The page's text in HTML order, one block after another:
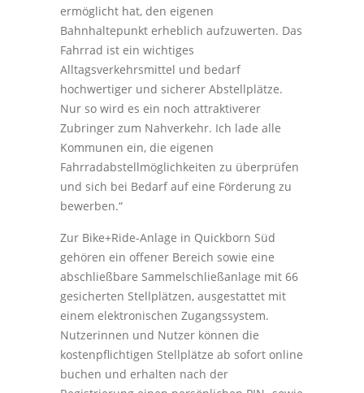
ermöglicht hat, den eigenen
Bahnhaltepunkt erheblich aufzuwerten. Das
Fahrrad ist ein wichtiges
Alltagsverkehrsmittel und bedarf
hochwertiger und sicherer Abstellplätze.
Nur so wird es ein noch attraktiverer
Zubringer zum Nahverkehr. Ich lade alle
Kommunen ein, die eigenen
Fahrradabstellmöglichkeiten zu überprüfen
und sich bei Bedarf auf eine Förderung zu
bewerben.“
Zur Bike+Ride-Anlage in Quickborn Süd
gehören ein offener Bereich sowie eine
abschließbare Sammelschließanlage mit 66
gesicherten Stellplätzen, ausgestattet mit
einem elektronischen Zugangssystem.
Nutzerinnen und Nutzer können die
kostenpflichtigen Stellplätze ab sofort online
buchen und erhalten nach der